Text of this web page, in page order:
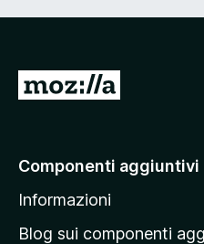
V
a
l
a
Componenti aggiuntivi
Informazioni
Blog sui componenti